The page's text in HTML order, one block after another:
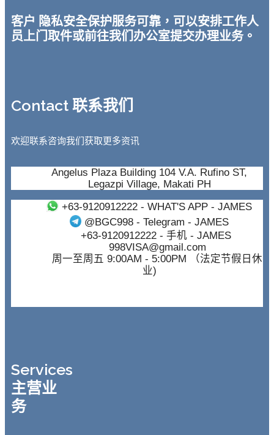
客户 隐私安全保护服务可靠，可以安排工作人
员上门取件或前往我们办公室提交办理业务。
Contact 联系我们
欢迎联系咨询我们获取更多资讯
Angelus Plaza Building 104 V.A. Rufino ST,
Legazpi Village, Makati PH
+63-9120912222- WHAT'S APP - JAMES
@BGC998 - Telegram - JAMES
+63-9120912222- 手机 - JAMES
998VISA@gmail.com
周一至周五 9:00AM - 5:00PM （法定节假日休
业)
Services
主营业
务